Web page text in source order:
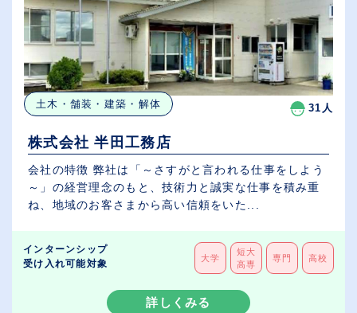
土木・舗装・建築・解体 31人
株式会社 半田工務店
会社の特徴 弊社は「～さすがと言われる仕事をしよう
～」の経営理念のもと、技術力と誠実な仕事を積み重
ね、地域のお客さまから高い信頼をいた...
インターンシップ
受け入れ可能対象
大学
短大
高専
専門 高校
詳しくみる